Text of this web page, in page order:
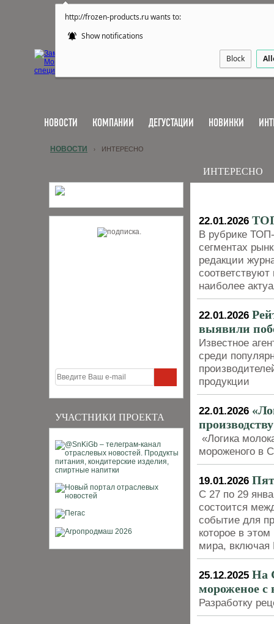
http://frozen-products.ru wants to:
Show notifications
Block
НОВОСТИ КОМПАНИИ ДЕГУСТАЦИИ НОВИНКИ
УЧАСТНИКИ ПРОЕКТА
НОВОСТИ › ИНТЕРЕСНО
ИНТЕРЕСНО
22.01.2026
В рубрике
сегментах
редакции
наиболее
22.01.2026
выявили
Известное
среди
продукции
22.01.2026
«Логика
мороженого в
19.01.2026
С 27 по 29
состоится
событие для
которое в
мира, включая
25.12.2025 На
мороженое с
Разработку